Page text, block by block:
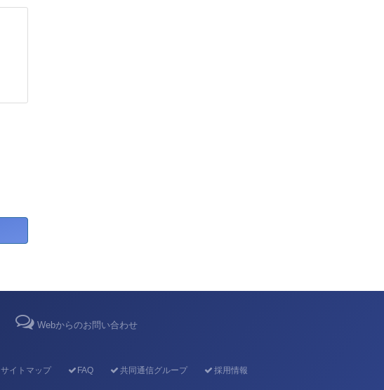
Webからのお問い合わせ
サイトマップ FAQ 共同通信グループ 採用情報